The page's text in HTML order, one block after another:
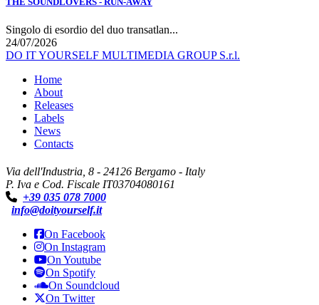
Singolo di esordio del duo transatlan...
24/07/2026
DO IT YOURSELF MULTIMEDIA GROUP S.r.l.
Home
About
Releases
Labels
News
Contacts
Via dell'Industria, 8 - 24126 Bergamo - Italy
P. Iva e Cod. Fiscale IT03704080161
+39 035 078 7000
info@doityourself.it
On Facebook
On Instagram
On Youtube
On Spotify
On Soundcloud
On Twitter